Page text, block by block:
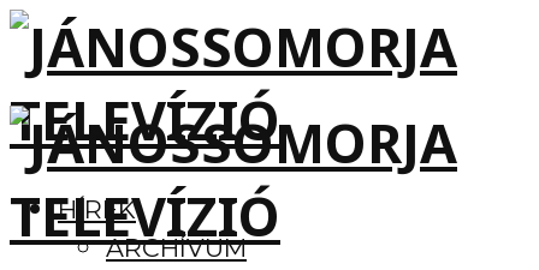
HÍREK
ARCHÍVUM